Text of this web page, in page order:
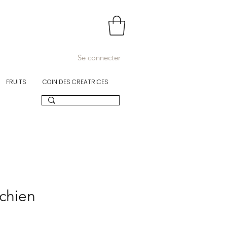
Se connecter
FRUITS COIN DES CREATRICES